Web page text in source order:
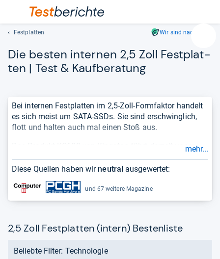
Geben
ein.
und
lassen
Festplatten Wir sind nachhaltig
Die bes­ten inter­nen 2,5 Zoll Fest­plat­
ten | Test & Kauf­be­ra­tung
Bei internen Festplatten im 2,5-Zoll-Formfaktor handelt
es sich meist um SATA-SSDs. Sie sind erschwinglich,
flott und halten auch mal einen Stoß aus.
Das Produkt KC600 von Kingston führt derzeit unser
unabhängigen Auswertung von Tests und Meinungen
sehr schnell, wiegut oder schlechtein Produkt ist.
mehr...
Diese Quellen haben wir neutral ausgewertet:
und 67 weitere Magazine
2,5 Zoll Festplatten (intern) Bestenliste
Beliebte Filter: Technologie